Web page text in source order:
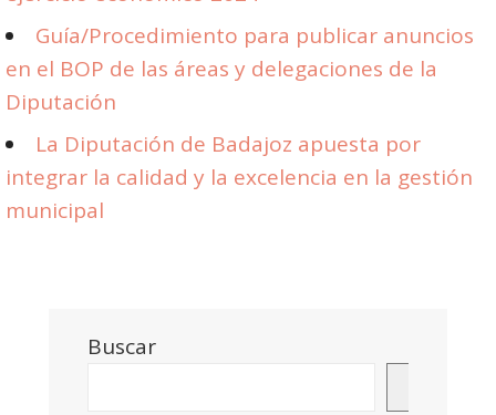
Guía/Procedimiento para publicar anuncios
en el BOP de las áreas y delegaciones de la
Diputación
La Diputación de Badajoz apuesta por
integrar la calidad y la excelencia en la gestión
municipal
Buscar